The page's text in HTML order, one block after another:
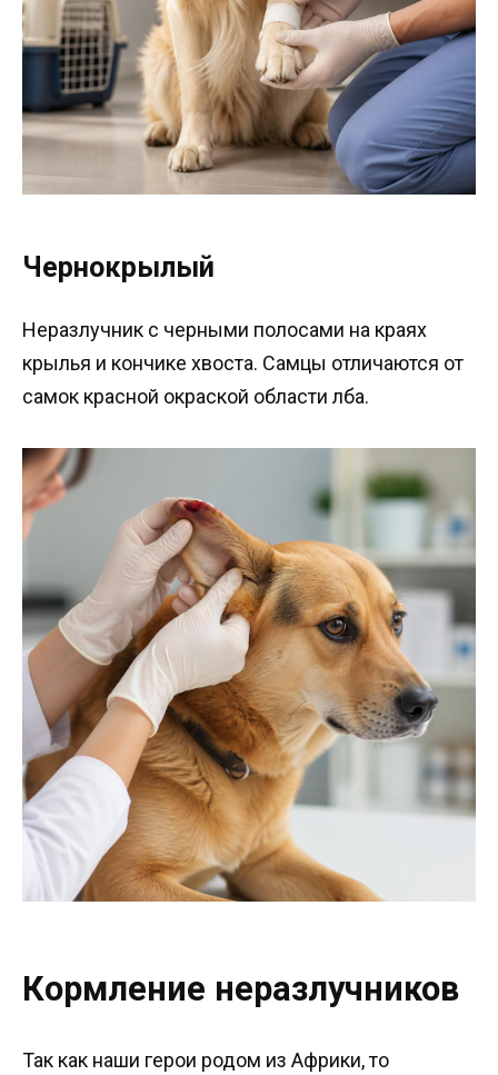
Чернокрылый
Неразлучник с черными полосами на краях
крылья и кончике хвоста. Самцы отличаются от
самок красной окраской области лба.
Кормление неразлучников
Так как наши герои родом из Африки, то